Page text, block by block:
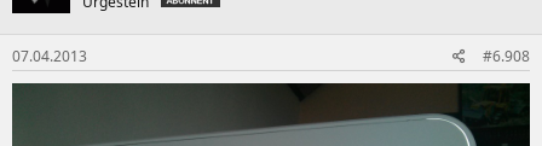
07.04.2013 #6.908